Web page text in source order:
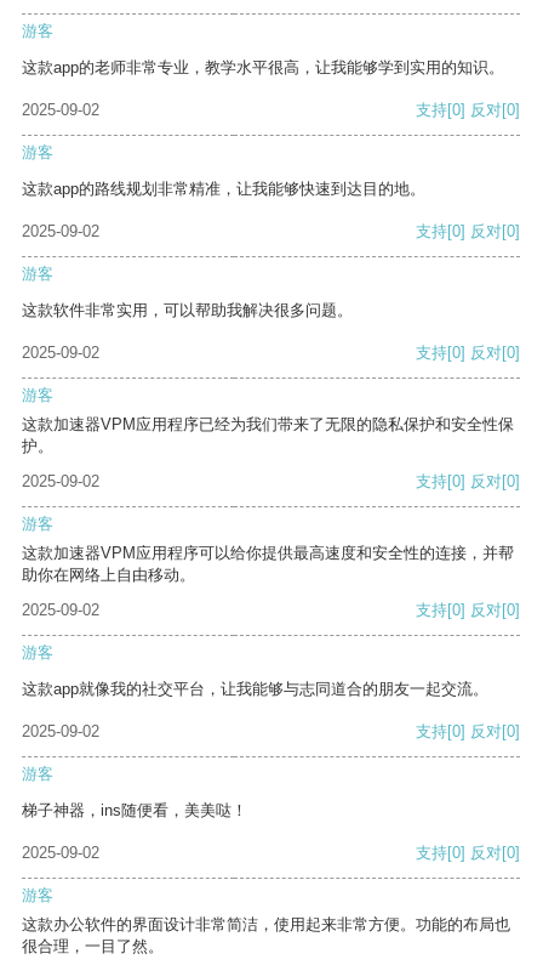
游客
这款app的老师非常专业，教学水平很高，让我能够学到实用的知识。
2025-09-02 支持[0] 反对[0]
游客
这款app的路线规划非常精准，让我能够快速到达目的地。
2025-09-02 支持[0] 反对[0]
游客
这款软件非常实用，可以帮助我解决很多问题。
2025-09-02 支持[0] 反对[0]
游客
这款加速器VPM应用程序已经为我们带来了无限的隐私保护和安全性保
护。
2025-09-02
支持[0] 反对[0]
游客
这款加速器VPM应用程序可以给你提供最高速度和安全性的连接，并帮
助你在网络上自由移动。
2025-09-02
支持[0] 反对[0]
游客
这款app就像我的社交平台，让我能够与志同道合的朋友一起交流。
2025-09-02 支持[0] 反对[0]
游客
梯子神器，ins随便看，美美哒！
2025-09-02 支持[0] 反对[0]
游客
这款办公软件的界面设计非常简洁，使用起来非常方便。功能的布局也
很合理，一目了然。